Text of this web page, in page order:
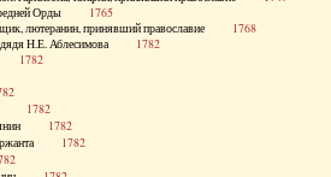
Средней Орды 1765
лютеранин, принявший православие 1768
дядя Н.Е. Аблесимова 1782
1782
1782
1782
1782